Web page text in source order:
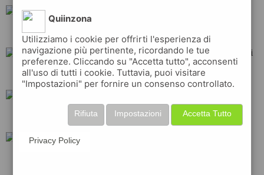
api
repsol shell
tamoil total
Quiinzona
Utilizziamo i cookie per offrirti l'esperienza di
navigazione più pertinente, ricordando le tue
preferenze. Cliccando su "Accetta tutto", acconsenti
all'uso di tutti i cookie. Tuttavia, puoi visitare
"Impostazioni" per fornire un consenso controllato.
Accetta Tutto
Impostazioni
Rifiuta
Privacy Policy